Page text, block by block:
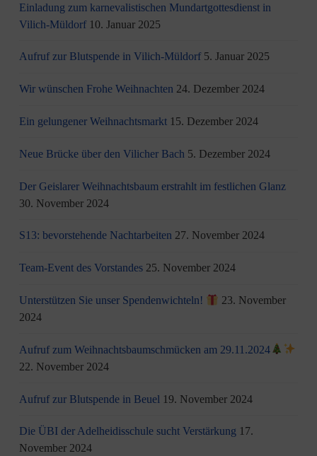
Einladung zum karnevalistischen Mundartgottesdienst in
Vilich-Müldorf 10. Januar 2025
Aufruf zur Blutspende in Vilich-Müldorf 5. Januar 2025
Wir wünschen Frohe Weihnachten 24. Dezember 2024
Ein gelungener Weihnachtsmarkt 15. Dezember 2024
Neue Brücke über den Vilicher Bach 5. Dezember 2024
Der Geislarer Weihnachtsbaum erstrahlt im festlichen Glanz
30. November 2024
S13: bevorstehende Nachtarbeiten 27. November 2024
Team-Event des Vorstandes 25. November 2024
Unterstützen Sie unser Spendenwichteln!
23. November
2024
Aufruf zum Weihnachtsbaumschmücken am 29.11.2024
22. November 2024
Aufruf zur Blutspende in Beuel 19. November 2024
Die ÜBI der Adelheidisschule sucht Verstärkung 17.
November 2024